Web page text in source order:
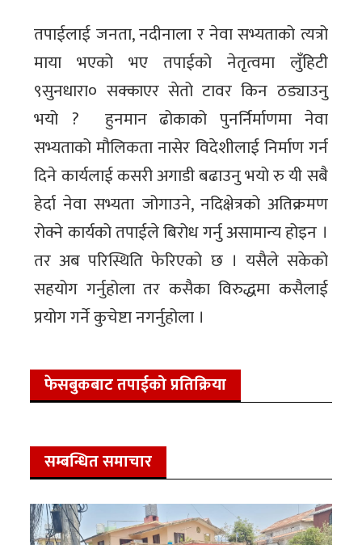
तपाईलाई जनता, नदीनाला र नेवा सभ्यताको त्यत्रो
माया भएको भए तपाईको नेतृत्वमा लुँहिटी
९सुनधारा० सक्काएर सेतो टावर किन ठड्याउनु
भयो ? हुनमान ढोकाको पुनर्निर्माणमा नेवा
सभ्यताको मौलिकता नासेर विदेशीलाई निर्माण गर्न
दिने कार्यलाई कसरी अगाडी बढाउनु भयो रु यी सबै
हेर्दा नेवा सभ्यता जोगाउने, नदिक्षेत्रको अतिक्रमण
रोक्ने कार्यको तपाईले बिरोध गर्नु असामान्य होइन ।
तर अब परिस्थिति फेरिएको छ । यसैले सकेको
सहयोग गर्नुहोला तर कसैका विरुद्धमा कसैलाई
प्रयोग गर्ने कुचेष्टा नगर्नुहोला ।
फेसबुकबाट तपाईको प्रतिक्रिया
सम्बन्धित समाचार